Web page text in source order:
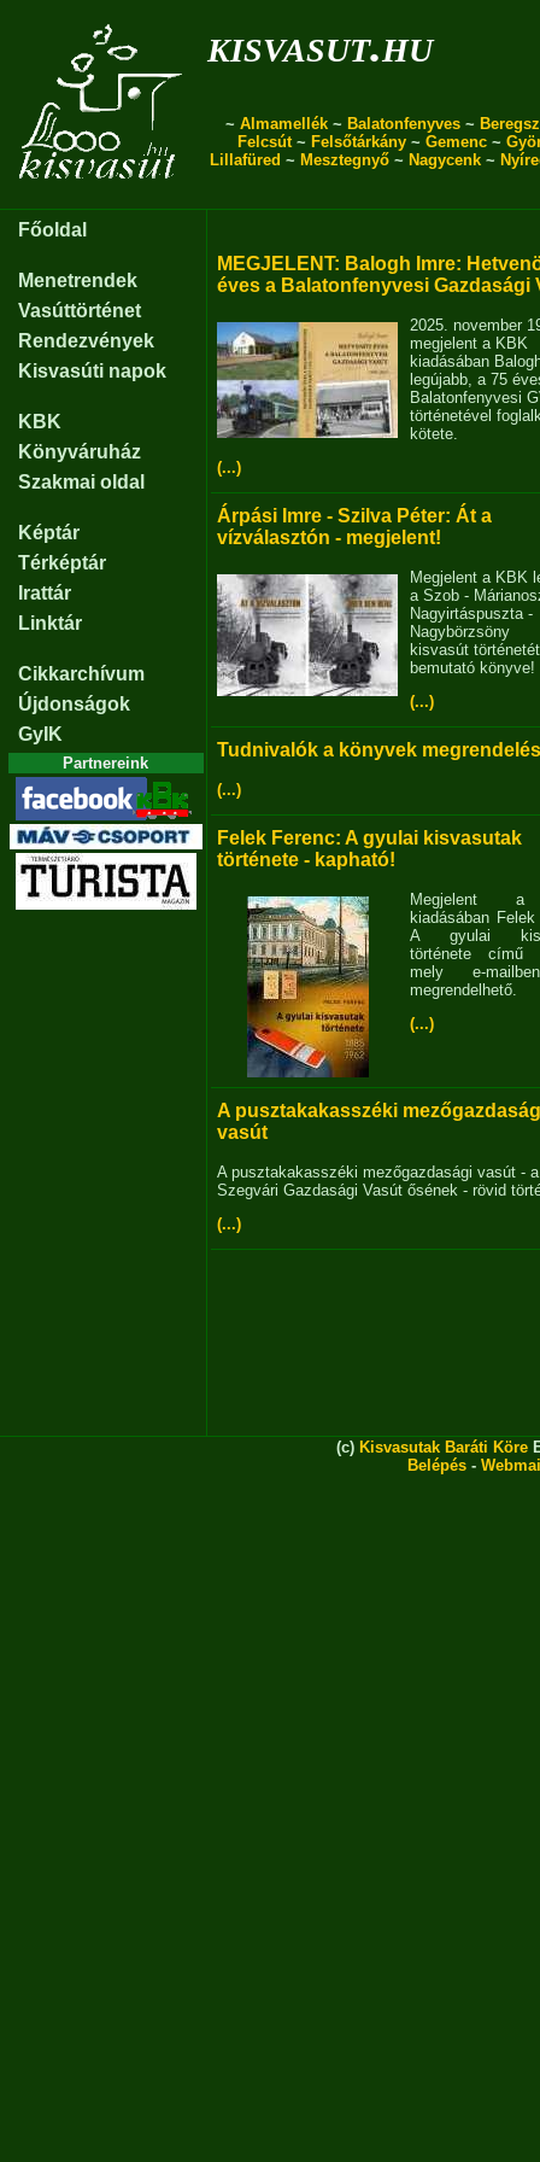
kisvasut.hu
~ Almamellék ~ Balatonfenyves ~
Felcsút~ Felsőtárkány ~ Gemenc ~
Lillafüred ~ Mesztegnyő ~ Nagycenk ~
Főoldal
Menetrendek
Vasúttörténet
Rendezvények
Kisvasúti napok
KBK
Könyváruház
Szakmai oldal
Képtár
Térképtár
Irattár
Linktár
Cikkarchívum
Újdonságok
GyIK
Partnereink
MEGJELENT: Balogh Imre:
éves a Balatonfenyvesi Gazdasági
2025. november
megjelent a KBK
kiadásában
legújabb, a 75
Balatonfenyvesi
történetével
kötete.
(...)
Árpási Imre - Szilva Péter: Át a
vízválasztón - megjelent!
Megjelent a KBK
a Szob -
Nagyirtáspuszta -
Nagybörzsöny
kisvasút történetét
bemutató könyve!
(...)
Tudnivalók a könyvek
(...)
Felek Ferenc: A gyulai kisvasutak
története - kapható!
Megjelent
kiadásában
A gyulai
története című
mely e-
megrendelhető.
(...)
A pusztakakasszéki
vasút
A pusztakakasszéki mezőgazdasági vasút - a
Szegvári Gazdasági Vasút ősének - rövid
(...)
(c) Kisvasutak Baráti Köre
Belépés -